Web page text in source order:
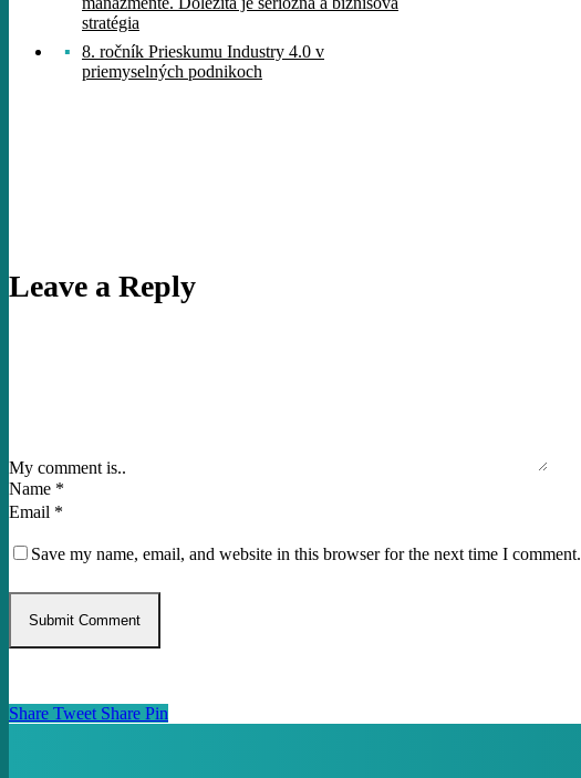
stratégia
8. ročník Prieskumu Industry 4.0 v
priemyselných podnikoch
Leave a Reply
My comment is..
Name *
Email *
Save my name, email, and website in this browser for the next time I comment.
Share Tweet Share Pin